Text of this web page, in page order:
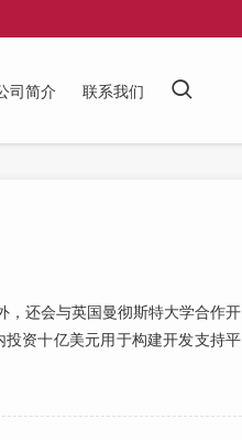
司简介 联系我们
还会与英国曼彻斯特大学合作开
资十亿美元用于构建开发支持平